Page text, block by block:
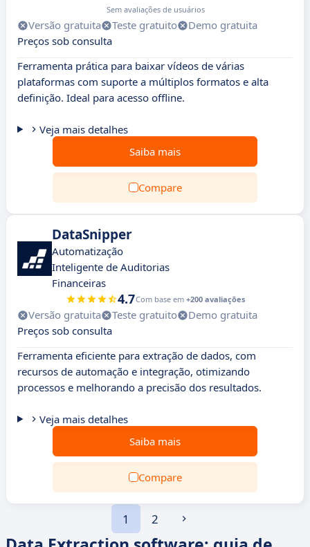
Sem avaliações de usuários
Versão gratuita Teste gratuito
Demo gratuita
Preços sob consulta
Ferramenta prática para baixar vídeos de várias
plataformas com suporte a múltiplos formatos e alta
definição. Ideal para acesso offline.
Veja mais detalhes
Saiba mais
Compare
DataSnipper
Automatização
Inteligente de Auditorias
Financeiras
4.7Com base em +200 avaliações
Versão gratuita Teste gratuito
Demo gratuita
Preços sob consulta
Ferramenta eficiente para extração de dados, com
recursos de automação e integração, otimizando
processos e melhorando a precisão dos resultados.
Veja mais detalhes
Saiba mais
Compare
1 2